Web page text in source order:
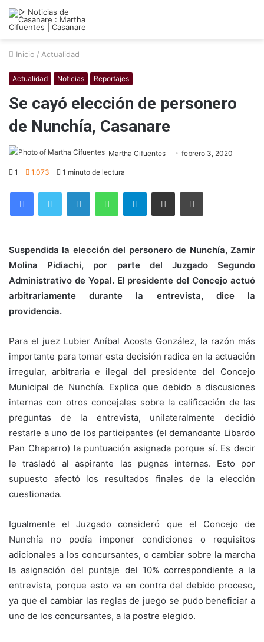
Inicio / Actualidad
Actualidad Noticias Reportajes
Se cayó elección de personero
de Nunchía, Casanare
Martha Cifuentes febrero 3, 2020
1 1.073 1 minuto de lectura
FacebookTwitter LinkedInWhatsAppTelegramCompartir por correo electrónicoImprimir
Suspendida la elección del personero de Nunchía, Zamir
Molina Pidiachi, por parte del Juzgado Segundo
Administrativo de Yopal. El presidente del Concejo actuó
arbitrariamente durante la entrevista, dice la
providencia.
Para el juez Lubier Aníbal Acosta González, la razón más
importante para tomar esta decisión radica en la actuación
irregular, arbitraria e ilegal del presidente del Concejo
Municipal de Nunchía. Explica que debido a discusiones
internas con otros concejales sobre la calificación de las
preguntas de la entrevista, unilateralmente decidió
restarle a uno de los participantes (el demandante Libardo
Pan Chaparro) la puntuación asignada porque sí. Es decir
le trasladó al aspirante las pugnas internas. Esto por
supuesto afectó los resultados finales de la elección
cuestionada.
Igualmente el Juzgado consideró que el Concejo de
Nunchía no podía imponer condiciones o requisitos
adicionales a los concursantes, o cambiar sobre la marcha
la asignación del puntaje del 10% correspondiente a la
entrevista, porque esto va en contra del debido proceso,
ya que el cambiar las reglas de juego se pudo beneficiar a
uno de los concursantes, a la postre elegido.